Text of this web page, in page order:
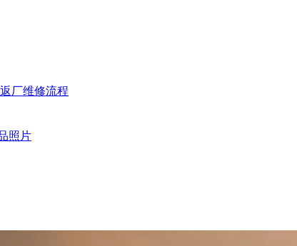
返厂维修流程
照片